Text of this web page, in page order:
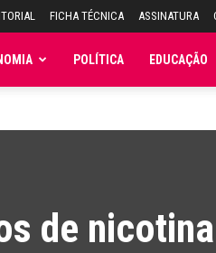
FICHA TÉCNICA ASSINATURA
POLÍTICA EDUCAÇÃO
de nicotina